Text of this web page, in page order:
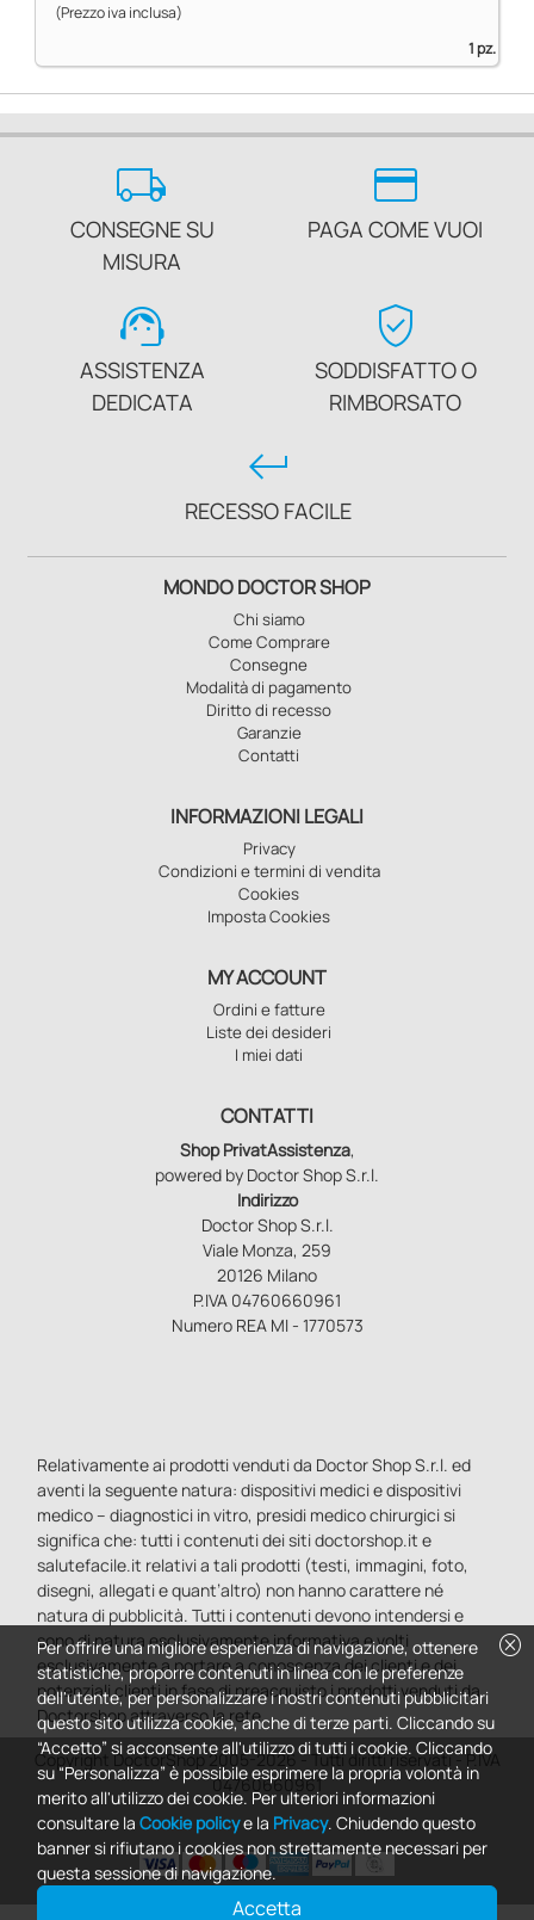
(Prezzo iva inclusa)
1 pz.
local_shipping
CONSEGNE SU
MISURA
credit_card
PAGA COME VUOI
support_agent
ASSISTENZA
DEDICATA
verified_user
SODDISFATTO O
RIMBORSATO
keyboard_return
RECESSO FACILE
MONDO DOCTOR SHOP
Chi siamo
Come Comprare
Consegne
Modalità di pagamento
Diritto di recesso
Garanzie
Contatti
INFORMAZIONI LEGALI
Privacy
Condizioni e termini di vendita
Cookies
Imposta Cookies
MY ACCOUNT
Ordini e fatture
Liste dei desideri
I miei dati
CONTATTI
Shop PrivatAssistenza,
powered by Doctor Shop S.r.l.
Indirizzo
Doctor Shop S.r.l.
Viale Monza, 259
20126 Milano
P.IVA 04760660961
Numero REA MI - 1770573
Relativamente ai prodotti venduti da Doctor Shop S.r.l. ed
aventi la seguente natura: dispositivi medici e dispositivi
medico – diagnostici in vitro, presidi medico chirurgici si
significa che: tutti i contenuti dei siti doctorshop.it e
salutefacile.it relativi a tali prodotti (testi, immagini, foto,
disegni, allegati e quant’altro) non hanno carattere né
natura di pubblicità. Tutti i contenuti devono intendersi e
sono di natura esclusivamente informativa e volti
esclusivamente a portare a conoscenza dei clienti e dei
potenziali clienti in fase di preacquisto i prodotti venduti da
Doctorshop attraverso la rete.
Copyright DoctorShop 2005-2026 - Tutti diritti riservati - P.IVA
04760660961
cancel
Per offrire una migliore esperienza di navigazione, ottenere
statistiche, proporre contenuti in linea con le preferenze
dell'utente, per personalizzare i nostri contenuti pubblicitari
questo sito utilizza cookie, anche di terze parti. Cliccando su
“Accetto” si acconsente all'utilizzo di tutti i cookie. Cliccando
su “Personalizza” è possibile esprimere la propria volontà in
merito all'utilizzo dei cookie. Per ulteriori informazioni
consultare la Cookie policye la Privacy. Chiudendo questo
banner si rifiutano i cookies non strettamente necessari per
questa sessione di navigazione.
Accetta